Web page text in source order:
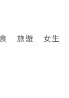
旅遊 女生